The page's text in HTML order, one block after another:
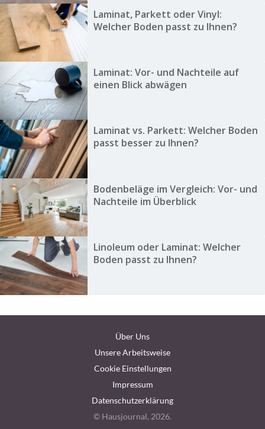
Laminat, Parkett oder Vinyl:
Welcher Boden passt zu Ihnen?
Laminat: Vor- und Nachteile auf
einen Blick abwägen
Laminat vs. Parkett: Welcher Boden
passt besser zu Ihnen?
Bodenbeläge im Vergleich: Vor- und
Nachteile im Überblick
Linoleum oder Laminat: Welcher
Boden passt zu Ihnen?
Über Uns
Unsere Arbeitsweise
Cookie Einstellungen
Impressum
Datenschutzerklärung
© Hausjournal, 2026.